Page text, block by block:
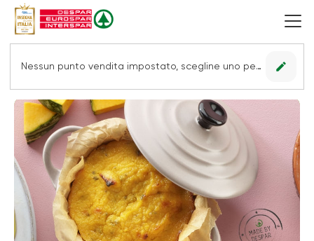
Nessun punto vendita impostato, scegline uno per vedere le offerte. edit